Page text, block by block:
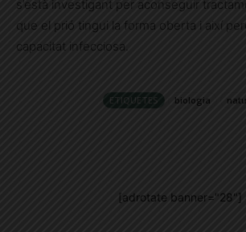
s’està investigant per aconseguir
que el prió tingui la forma oberta i així
capacitat infecciosa.
ETIQUETES biologia
[adrotate banner="28"]